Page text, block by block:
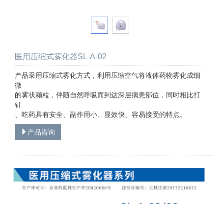
医用压缩式雾化器SL-A-02
产品采用压缩式雾化方式，利用压缩空气将液体药物雾化成细
微
的雾状颗粒，伴随自然呼吸而到达深层病患部位，同时相比打
针
、吃药具有安全、副作用小、显效快、容易接受的特点。
产品咨询